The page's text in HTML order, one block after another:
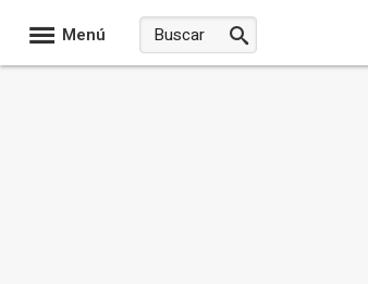
Menú